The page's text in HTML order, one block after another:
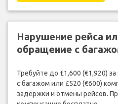
Нарушение рейса
обращение с
Требуйте до £1,600 (€1,920)
с багажом или £520 (€600)
задержки и отмены рейсов.